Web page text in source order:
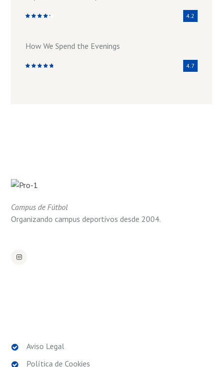
4.2
How We Spend the Evenings
4.7
Campus de Fútbol
Organizando campus deportivos desde 2004.
Aviso Legal
Política de Cookies